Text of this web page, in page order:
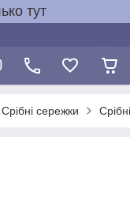
тут
Срібні сережки